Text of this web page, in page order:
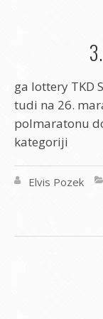
ga lottery TKD
tudi na 26.
polmaratonu
kategoriji
Elvis Pozek